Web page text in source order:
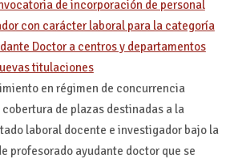
de incorporación de personal
con carácter laboral para la categoría
Doctor a centros y departamentos
titulaciones
en régimen de concurrencia
de plazas destinadas a la
laboral docente e investigador bajo la
profesorado ayudante doctor que se